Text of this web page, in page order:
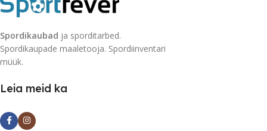
Spordikaubad ja sporditarbed.
Spordikaupade maaletooja. Spordiinventari
müük.
Leia meid ka